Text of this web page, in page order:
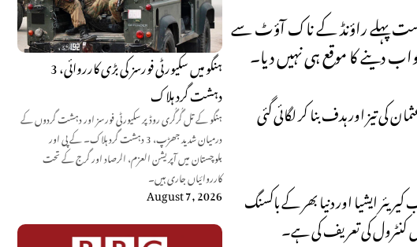
ہنگو میں سکیورٹی فورسز کی بڑی کارروائی، 3
دہشت گرد ہلاک
ہنگو کے تل گُرگُری روڈ پر سکیورٹی فورسز اور دہشت گردوں کے
درمیان شدید جھڑپ، 3 دہشت گرد ہلاک۔ کے پی اور
بلوچستان میں آپریشن العزم، الرصاد اور گرج کے تحت
کارروائیاں جاری ہیں۔
August 7, 2026
کو زبردست پہلے راؤنڈ کے ناک آؤٹ سے
دینے کا موقع ہی نہیں دیا۔
میں ناک آؤٹ ہو گیا۔ عثمان کی تیز اور ہدف بنا کر لگائی گئی
بے عیب کیریئر ایشیا اور دنیا بھر کے باکسنگ
کنٹرول کی تعریف کی ہے۔